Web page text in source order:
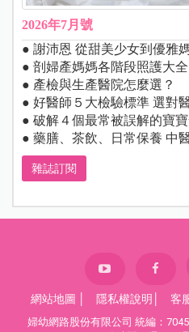
2026年7月號
● 謝沛恩 從甜美少女到優雅
● 剖婦產媽媽各階段照護大全
● 產檢與生產醫院怎麼選？
● 好醫師５大檢驗標準 選對
● 破解４個最常被誤解的寶
● 藥膳、茶飲、日常保養 中
雜誌訂閱
網站地圖 隱私權說明 客
婦幼網路股份有限公司 統編：